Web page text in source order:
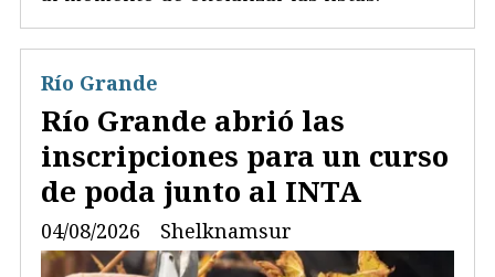
Río Grande abrió las
inscripciones para un curso
de poda junto al INTA
Shelknamsur
Río Grande
04/08/2026